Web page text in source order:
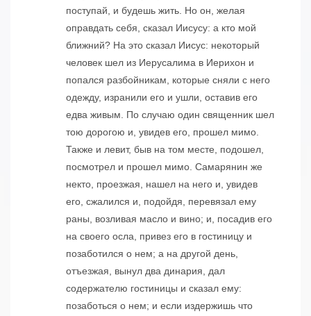
поступай, и будешь жить. Но он, желая
оправдать себя, сказал Иисусу: а кто мой
ближний? На это сказал Иисус: некоторый
человек шел из Иерусалима в Иерихон и
попался разбойникам, которые сняли с него
одежду, изранили его и ушли, оставив его
едва живым. По случаю один священник шел
тою дорогою и, увидев его, прошел мимо.
Также и левит, быв на том месте, подошел,
посмотрел и прошел мимо. Самарянин же
некто, проезжая, нашел на него и, увидев
его, сжалился и, подойдя, перевязал ему
раны, возливая масло и вино; и, посадив его
на своего осла, привез его в гостиницу и
позаботился о нем; а на другой день,
отъезжая, вынул два динария, дал
содержателю гостиницы и сказал ему:
позаботься о нем; и если издержишь что